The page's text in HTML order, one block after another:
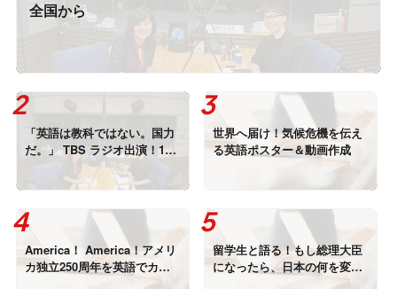
全国から
「英語は教科ではない。国力
だ。」 TBS ラジオ出演！18
年の現場から。
世界へ届け！気候危機を伝え
る英語ポスター＆動画作成
America！ America！アメリ
カ独立250周年を英語でカバ
留学生と語る！もし総理大臣
になったら、日本の何を変え